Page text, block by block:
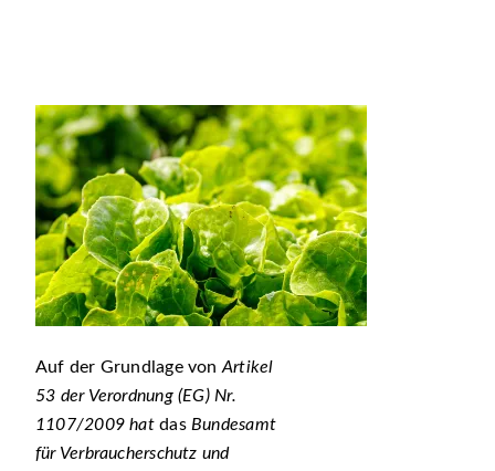
Auf der Grundlage von Artikel
53 der Verordnung (EG) Nr.
1107/2009 hatdas Bundesamt
für Verbraucherschutz und